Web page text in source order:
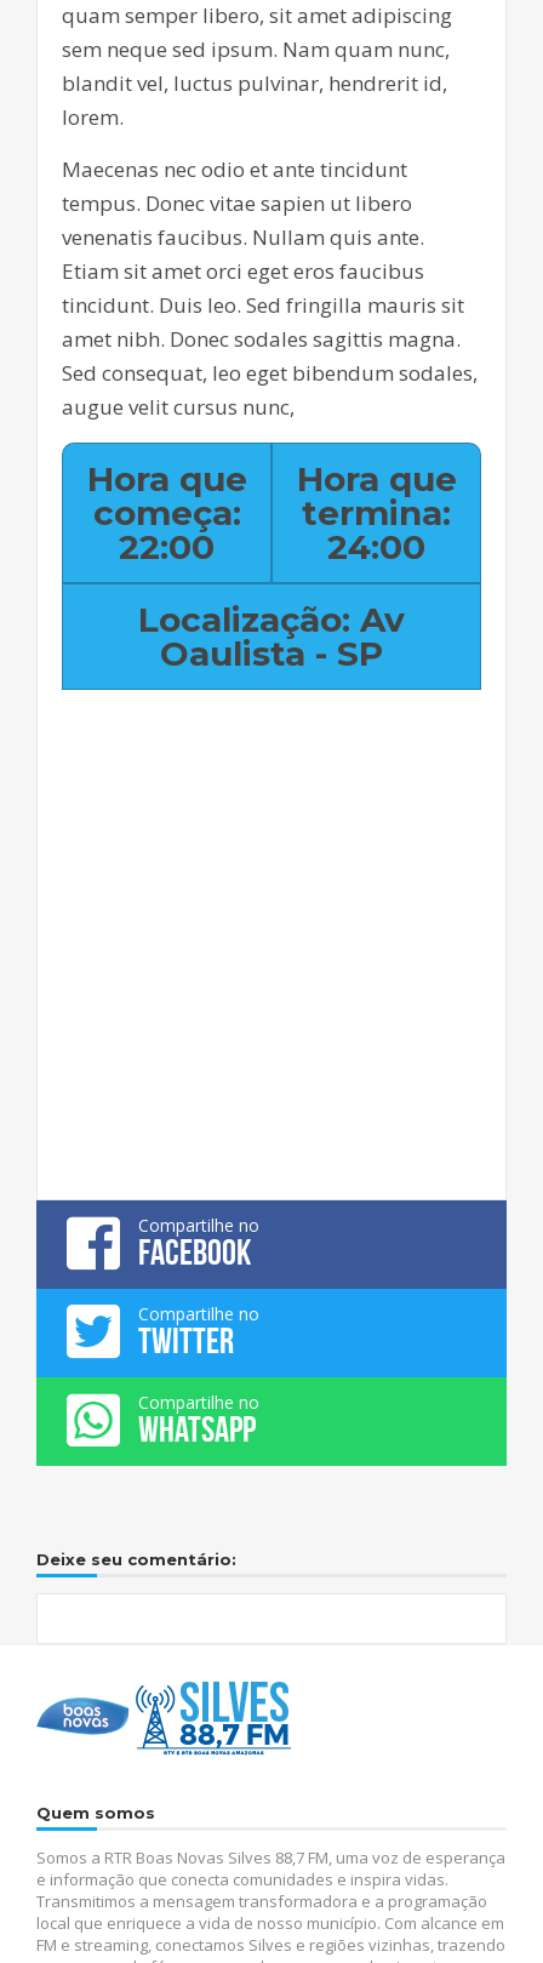
quam semper libero, sit amet adipiscing
sem neque sed ipsum. Nam quam nunc,
blandit vel, luctus pulvinar, hendrerit id,
lorem.
Maecenas nec odio et ante tincidunt
tempus. Donec vitae sapien ut libero
venenatis faucibus. Nullam quis ante.
Etiam sit amet orci eget eros faucibus
tincidunt. Duis leo. Sed fringilla mauris sit
amet nibh. Donec sodales sagittis magna.
Sed consequat, leo eget bibendum sodales,
augue velit cursus nunc,
Hora que
começa:
22:00
Hora que
termina:
24:00
Localização: Av
Oaulista - SP
Compartilhe no
FACEBOOK
Compartilhe no
TWITTER
Compartilhe no
WHATSAPP
Deixe seu comentário:
Quem somos
Somos a RTR Boas Novas Silves 88,7 FM, uma voz de esperança
e informação que conecta comunidades e inspira vidas.
Transmitimos a mensagem transformadora e a programação
local que enriquece a vida de nosso município. Com alcance em
FM e streaming, conectamos Silves e regiões vizinhas, trazendo